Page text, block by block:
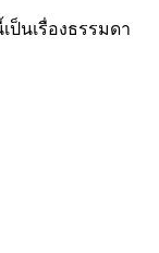
ป็นเรื่องธรรมดา